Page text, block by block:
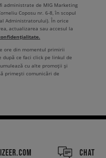
administrate de MIG Marketing
Coposu nr. 6-8, în scopul
Administratorului). În orice
actualizarea sau accesul la
ore din momentul primirii
ce faci click pe linkul de
cu alte promoții și
primești comunicări de
CHAT